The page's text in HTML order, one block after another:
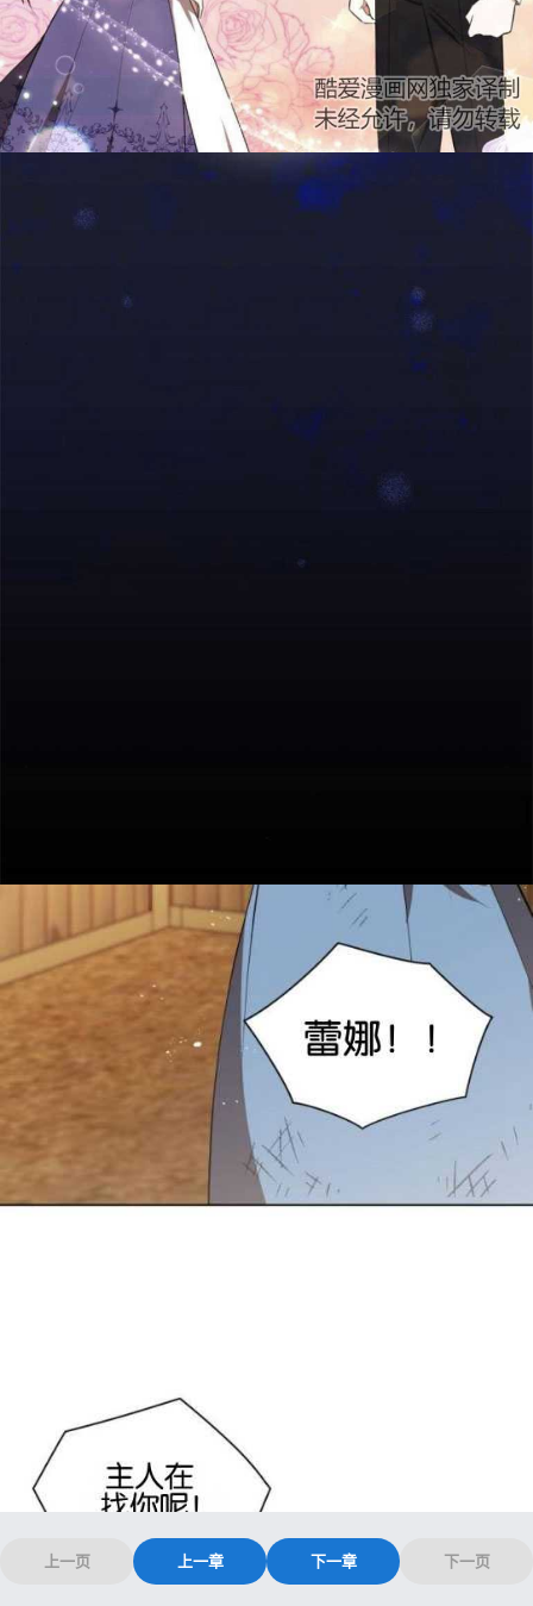
上一页 上一章 下一章 下一页